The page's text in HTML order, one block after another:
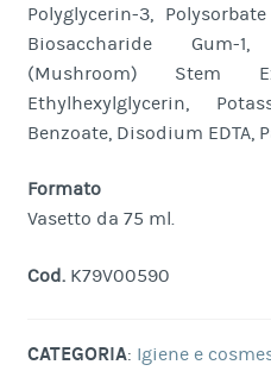
Polyglycerin-3,
Biosaccharide Gum-
(Mushroom) Stem
Ethylhexylglycerin,
Benzoate, Disodium EDTA,
Formato
Vasetto da 75 ml.
Cod.K79V00590
CATEGORIA: Igiene e